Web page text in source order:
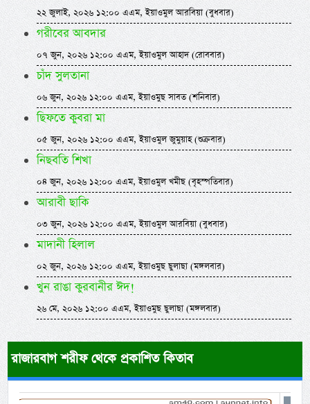
২২ জুলাই, ২০২৬ ১২:০০ এএম, ইয়াওমুল আরবিয়া (বুধবার)
গরীবের আবদার
০৭ জুন, ২০২৬ ১২:০০ এএম, ইয়াওমুল আহাদ (রোববার)
চাঁদ সুলতানা
০৬ জুন, ২০২৬ ১২:০০ এএম, ইয়াওমুছ সাবত (শনিবার)
ছিফতে কুবরা মা
০৫ জুন, ২০২৬ ১২:০০ এএম, ইয়াওমুল জুমুয়াহ (শুক্রবার)
নিছবতি শিখা
০৪ জুন, ২০২৬ ১২:০০ এএম, ইয়াওমুল খমীছ (বৃহস্পতিবার)
আরাবী ছাকি
০৩ জুন, ২০২৬ ১২:০০ এএম, ইয়াওমুল আরবিয়া (বুধবার)
মাদানী হিলাল
০২ জুন, ২০২৬ ১২:০০ এএম, ইয়াওমুছ ছুলাছা (মঙ্গলবার)
খুন রাঙা কুরবানীর ঈদ!
২৬ মে, ২০২৬ ১২:০০ এএম, ইয়াওমুছ ছুলাছা (মঙ্গলবার)
রাজারবাগ শরীফ থেকে প্রকাশিত কিতাব